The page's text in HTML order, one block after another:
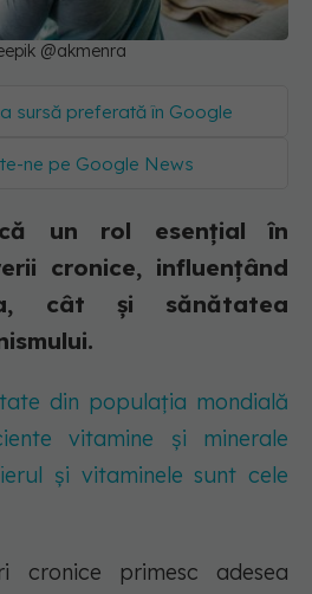
@akmenra
sursă preferată în Google
ne pe Google News
un rol esențial în
cronice, influențând
cât și sănătatea
din populația mondială
vitamine și minerale
și vitaminele sunt cele
cronice primesc adesea